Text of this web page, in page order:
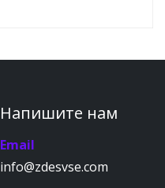
Напишите нам
Email
info@zdesvse.com